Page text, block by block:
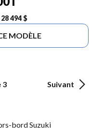
28 494 $
MODÈLE
3 Suivant
bord Suzuki